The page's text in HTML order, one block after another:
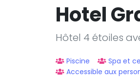
Hotel
Hôtel 4 étoiles
Piscine Spa et
Accessible aux